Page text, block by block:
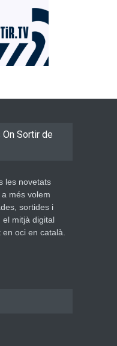
Sortir de
les novetats
més volem
sortides i
el mitjà digital
oci en català.